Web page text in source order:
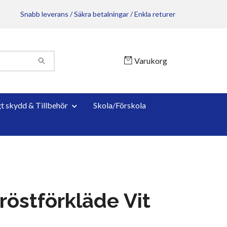
Snabb leverans / Säkra betalningar / Enkla returer
Varukorg
skydd & Tillbehör
Skola/Förskola
Vit